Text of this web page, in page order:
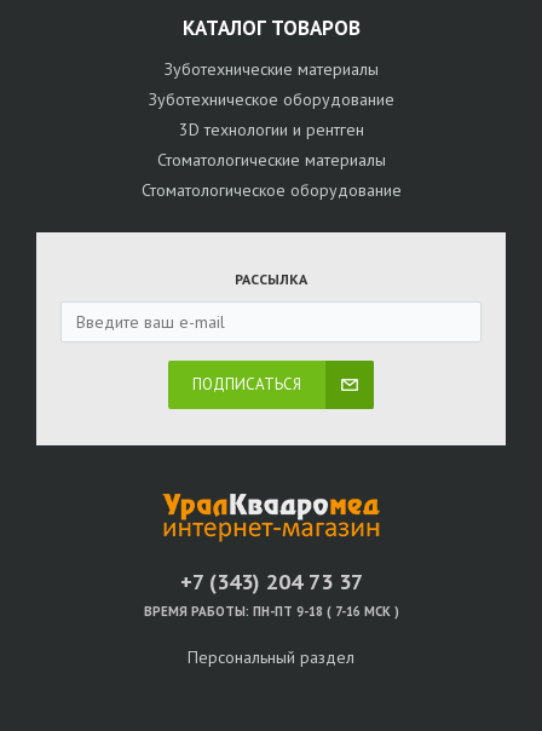
КАТАЛОГ ТОВАРОВ
Зуботехнические материалы
Зуботехническое оборудование
3D технологии и рентген
Стоматологические материалы
Стоматологическое оборудование
РАССЫЛКА
ПОДПИСАТЬСЯ
+7 (343) 204 73 37
ВРЕМЯ РАБОТЫ: ПН-ПТ 9-18 ( 7-16 МСК )
Персональный раздел